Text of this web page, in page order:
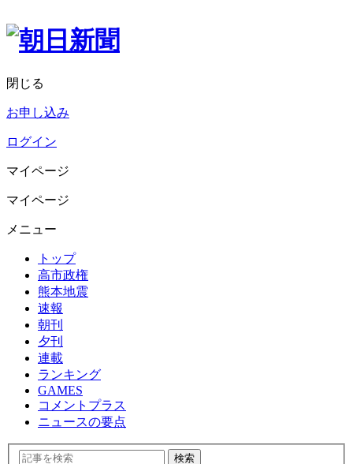
閉じる
お申し込み
ログイン
マイページ
マイページ
メニュー
トップ
高市政権
熊本地震
速報
朝刊
夕刊
連載
ランキング
GAMES
コメントプラス
ニュースの要点